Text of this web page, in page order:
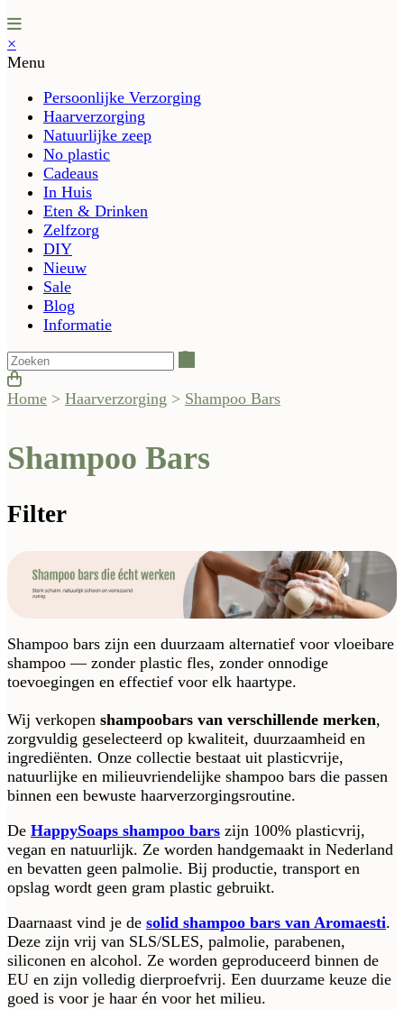
×
Menu
Persoonlijke Verzorging
Haarverzorging
Natuurlijke zeep
No plastic
Cadeaus
In Huis
Eten & Drinken
Zelfzorg
DIY
Nieuw
Sale
Blog
Informatie
Home > Haarverzorging > Shampoo Bars
Shampoo Bars
Filter
Shampoo bars zijn een duurzaam alternatief voor vloeibare
shampoo — zonder plastic fles, zonder onnodige
toevoegingen en effectief voor elk haartype.
Wij verkopen shampoobars van verschillende merken,
zorgvuldig geselecteerd op kwaliteit, duurzaamheid en
ingrediënten. Onze collectie bestaat uit plasticvrije,
natuurlijke en milieuvriendelijke shampoo bars die passen
binnen een bewuste haarverzorgingsroutine.
De HappySoaps shampoo bars zijn 100% plasticvrij,
vegan en natuurlijk. Ze worden handgemaakt in Nederland
en bevatten geen palmolie. Bij productie, transport en
opslag wordt geen gram plastic gebruikt.
Daarnaast vind je de solid shampoo bars van Aromaesti.
Deze zijn vrij van SLS/SLES, palmolie, parabenen,
siliconen en alcohol. Ze worden geproduceerd binnen de
EU en zijn volledig dierproefvrij. Een duurzame keuze die
goed is voor je haar én voor het milieu.